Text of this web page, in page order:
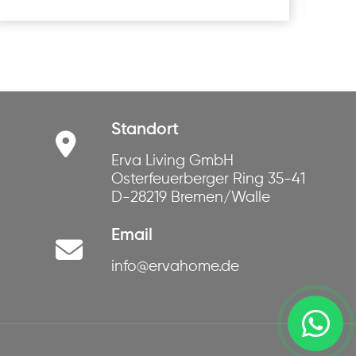
Standort
Erva Living GmbH
Osterfeuerberger Ring 35-41
D-28219 Bremen/Walle
Email
info@ervahome.de